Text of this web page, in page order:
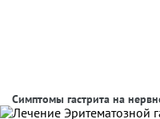
Симптомы гастрита на